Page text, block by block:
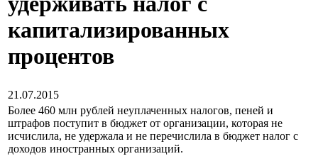
капитализированных
процентов
21.07.2015
Более 460 млн рублей неуплаченных налогов, пеней и
штрафов поступит в бюджет от организации, которая не
исчислила, не удержала и не перечислила в бюджет налог с
доходов иностранных организаций.